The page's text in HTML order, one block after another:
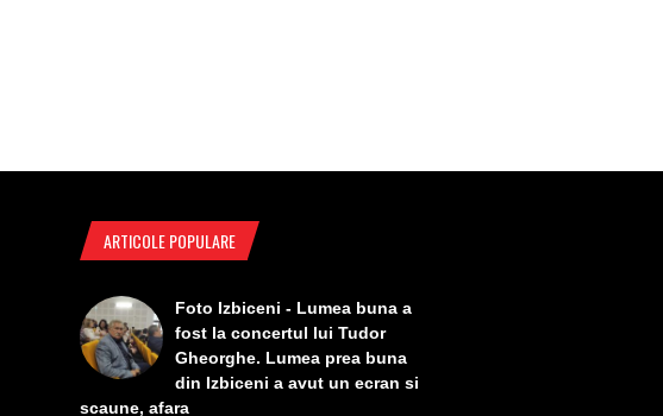
ARTICOLE POPULARE
Foto Izbiceni - Lumea buna a
fost la concertul lui Tudor
Gheorghe. Lumea prea buna
din Izbiceni a avut un ecran si
scaune, afara